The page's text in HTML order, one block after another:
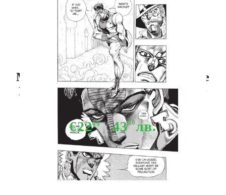
Share Tweet
Манга: JoJo`s Bizarre Adventure
Part 3 Stardust Crusaders, Vol. 9
€2209 4320лв.
Няма в наличност - Не важи за "Pre-Order" обяви